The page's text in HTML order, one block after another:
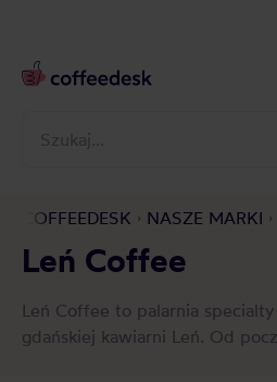
COFFEEDESK NASZE MARKI
Leń Coffee
Leń Coffee to palarnia
gdańskiej kawiarni Leń. Od